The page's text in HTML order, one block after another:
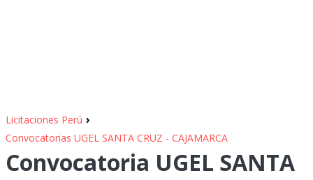
Licitaciones Perú ›
Convocatorias UGEL SANTA CRUZ - CAJAMARCA
Convocatoria UGEL SANTA